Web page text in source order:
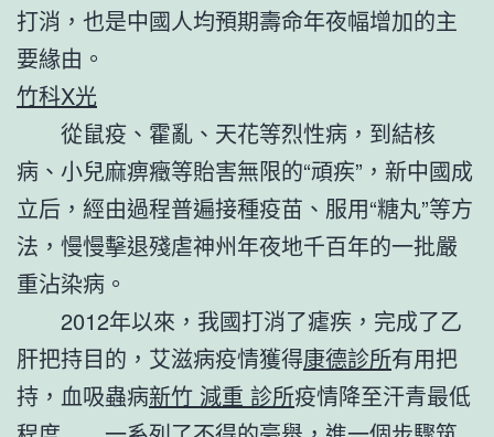
打消，也是中國人均預期壽命年夜幅增加的主
要緣由。
竹科X光
從鼠疫、霍亂、天花等烈性病，到結核
病、小兒麻痹癥等貽害無限的“頑疾”，新中國成
立后，經由過程普遍接種疫苗、服用“糖丸”等方
法，慢慢擊退殘虐神州年夜地千百年的一批嚴
重沾染病。
2012年以來，我國打消了瘧疾，完成了乙
肝把持目的，艾滋病疫情獲得康德診所有用把
持，血吸蟲病新竹 減重 診所疫情降至汗青最低